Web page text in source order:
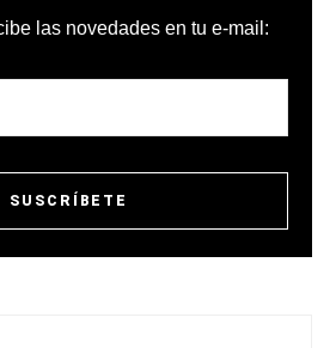
las novedades en tu e-mail: